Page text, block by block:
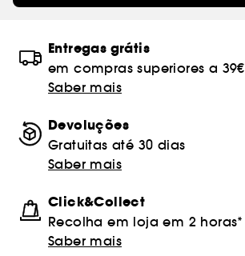
Entregas grátis
em compras superiores a 39€
Saber mais
Devoluções
Gratuitas até 30 dias
Saber mais
Click&Collect
Recolha em loja em 2 horas*
Saber mais